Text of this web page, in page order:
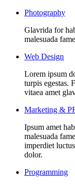
Photography
Glavrida for
malesuada
Web Design
Lorem ipsum
turpis egestas.
vitaea amet
Marketing &
Ipsum amet
malesuada
imperdiet
dolor.
Programming